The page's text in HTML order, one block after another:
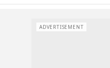
ADVERTISEMENT